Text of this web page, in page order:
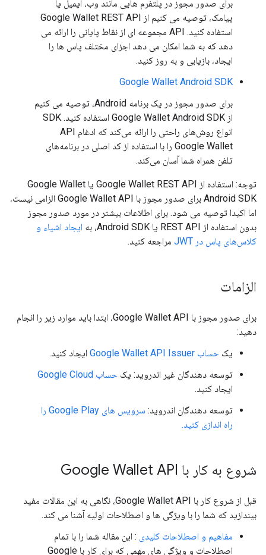
برای صدور مجوز در پلتفرم هایی مانند وب، ایمیل یا
پیامک، توصیه می کنیم از Google Wallet REST API
استفاده کنید. API مجموعه ای از نقاط پایانی را ارائه می
دهد که به شما امکان می دهد اجزای مختلف پاس ها را
ایجاد، بازیابی و به روز کنید.
Google Wallet Android SDK
برای صدور مجوز در یک برنامه Android، توصیه می کنیم
از Google Wallet Android SDK استفاده کنید. SDK
انواع روش‌های راحتی را ارائه می‌کند که ادغام API
Google Wallet را با استفاده از کد اصلی در برنامه‌های
تلفن همراه شما آسان می‌کند.
توجه: استفاده از Google Wallet REST API یا Google Wallet
Android SDK برای صدور مجوز با Google Wallet API الزامی نیست،
اما اکیدا توصیه می شود. برای اطلاعات بیشتر در مورد صدور مجوز
بدون استفاده از REST API یا Android SDK، به
ایجاد اشیاء و
کلاس‌های پاس در JWT
مراجعه کنید.
الزامات
برای صدور مجوز با Google Wallet API، ابتدا باید موارد زیر را انجام
دهید:
یک حساب Google Wallet API Issuer
ایجاد کنید.
توسعه دهندگان غیر اندروید: یک حساب Google Cloud
ایجاد کنید.
توسعه دهندگان اندروید:
سرویس های Google Play را
راه اندازی کنید.
شروع به کار با Google Wallet API
قبل از شروع کار با Google Wallet API، نگاهی به این مقالات مفید
بیندازید که شما را با ویژگی ها و اصطلاحات اولیه آشنا می کند.
مفاهیم و اصطلاحات کلیدی : این مقاله شما را با تمام
اصطلاحات و ویژگی های مهمی که برای کار با Google